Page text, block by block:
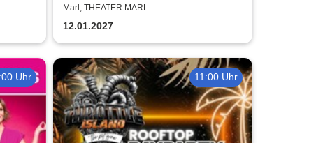
Schwanensee - Jenseits der
Bühne mit live Streichquartett
Marl, THEATER MARL
12.01.2027
Uhr 11:00 Uhr